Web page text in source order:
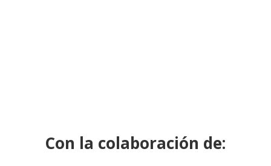
Con la colaboración de: